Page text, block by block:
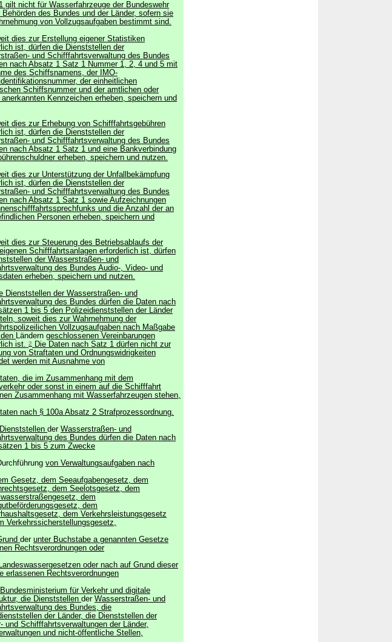
gilt nicht für Wasserfahrzeuge der Bundeswehr
Behörden des Bundes und der Länder, sofern sie
von Vollzugsaufgaben bestimmt sind.
dies zur Erstellung eigener Statistiken
ist, dürfen die Dienststellen der
und Schifffahrtsverwaltung des Bundes
nach Absatz 1 Satz 1 Nummer 1, 2, 4 und 5 mit
des Schiffsnamens, der IMO-
der einheitlichen
Schiffsnummer und der amtlichen oder
Kennzeichen erheben, speichern und
dies zur Erhebung von Schifffahrtsgebühren
ist, dürfen die Dienststellen der
und Schifffahrtsverwaltung des Bundes
nach Absatz 1 Satz 1 und eine Bankverbindung
erheben, speichern und nutzen.
dies zur Unterstützung der Unfallbekämpfung
ist, dürfen die Dienststellen der
und Schifffahrtsverwaltung des Bundes
nach Absatz 1 Satz 1 sowie Aufzeichnungen
und die Anzahl der an
Personen erheben, speichern und
dies zur Steuerung des Betriebsablaufs der
Schifffahrtsanlagen erforderlich ist, dürfen
der Wasserstraßen- und
des Bundes Audio-, Video- und
erheben, speichern und nutzen.
Dienststellen der Wasserstraßen- und
des Bundes dürfen die Daten nach
1 bis 5 den Polizeidienststellen der Länder
soweit dies zur Wahrnehmung der
Vollzugsaufgaben nach Maßgabe
Ländern geschlossenen Vereinbarungen
ist. 2
Die Daten nach Satz 1 dürfen nicht zur
von Straftaten und Ordnungswidrigkeiten
werden mit Ausnahme von
die im Zusammenhang mit dem
oder sonst in einem auf die Schifffahrt
Zusammenhang mit Wasserfahrzeugen stehen,
nach § 100a Absatz 2 Strafprozessordnung.
der Wasserstraßen- und
des Bundes dürfen die Daten nach
1 bis 5 zum Zwecke
von Verwaltungsaufgaben nach
Gesetz, dem Seeaufgabengesetz, dem
dem Seelotsgesetz, dem
dem
dem
dem Verkehrsleistungsgesetz
Verkehrssicherstellungsgesetz,
der unter Buchstabe a genannten Gesetze
Rechtsverordnungen oder
oder nach auf Grund dieser
erlassenen Rechtsverordnungen
für Verkehr und digitale
die Dienststellen der Wasserstraßen- und
des Bundes, die
der Länder, die Dienststellen der
und Schifffahrtsverwaltungen der Länder,
und nicht-öffentliche Stellen,